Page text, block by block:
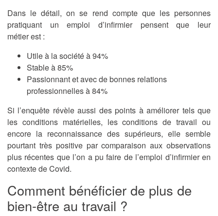
Dans le détail, on se rend compte que les personnes
pratiquant un emploi d’infirmier pensent que leur
métier est :
Utile à la société à 94%
Stable à 85%
Passionnant et avec de bonnes relations
professionnelles à 84%
Si l’enquête révèle aussi des points à améliorer tels que
les conditions matérielles, les conditions de travail ou
encore la reconnaissance des supérieurs, elle semble
pourtant très positive par comparaison aux observations
plus récentes que l’on a pu faire de l’emploi d’infirmier en
contexte de Covid.
Comment bénéficier de plus de
bien-être au travail ?